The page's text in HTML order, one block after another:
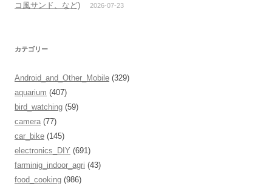
コ風サンド、など)
2026-07-23
カテゴリー
Android_and_Other_Mobile (329)
aquarium (407)
bird_watching (59)
camera (77)
car_bike (145)
electronics_DIY (691)
farminig_indoor_agri (43)
food_cooking (986)